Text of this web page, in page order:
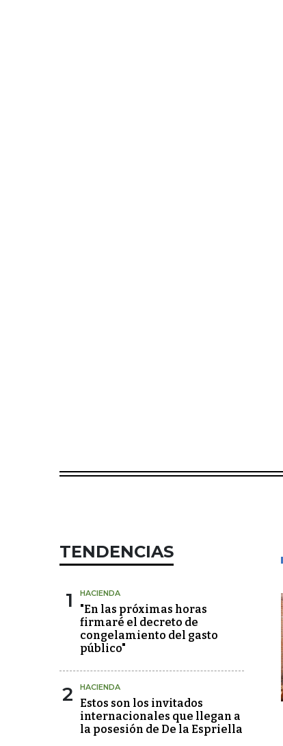
TENDENCIAS
1 HACIENDA
"En las próximas horas
firmaré el decreto de
congelamiento del gasto
público"
2 HACIENDA
Estos son los invitados
internacionales que llegan a
la posesión de De la Espriella